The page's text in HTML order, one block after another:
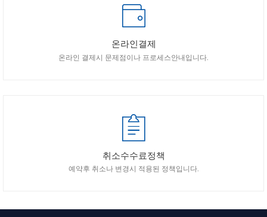
온라인결제
온라인 결제시 문제점이나 프로세스안내입니다.
취소수수료정책
예약후 취소나 변경시 적용된 정책입니다.